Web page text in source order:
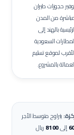
حجوزات طيران
من المدن
بالهند إلى
السعودية
لموقع تسليم
بالمشروع.
:يتراوح متوسط الأجر
إلى8100 ريال